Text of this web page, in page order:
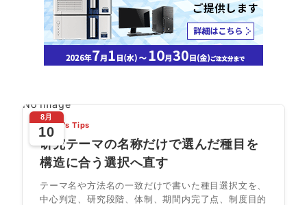
No Image
8月
10
Today's Tips
研究テーマの名称だけで選んだ種目を
構造に合う選択へ直す
テーマ名や方法名の一致だけで書いた種目選択文を、
中心判定、研究段階、体制、期間内完了点、制度目的